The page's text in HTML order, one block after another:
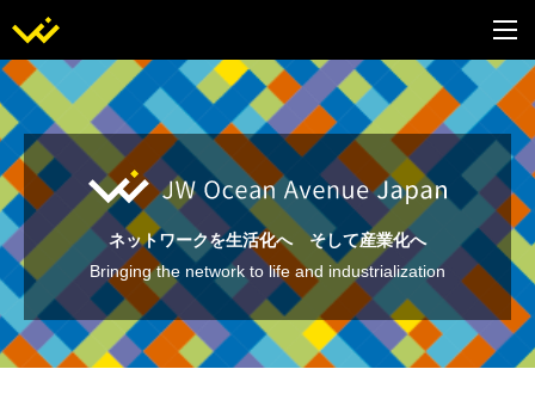
ネットワークを生活化へ そして産業化へ
Bringing the network to life and industrialization